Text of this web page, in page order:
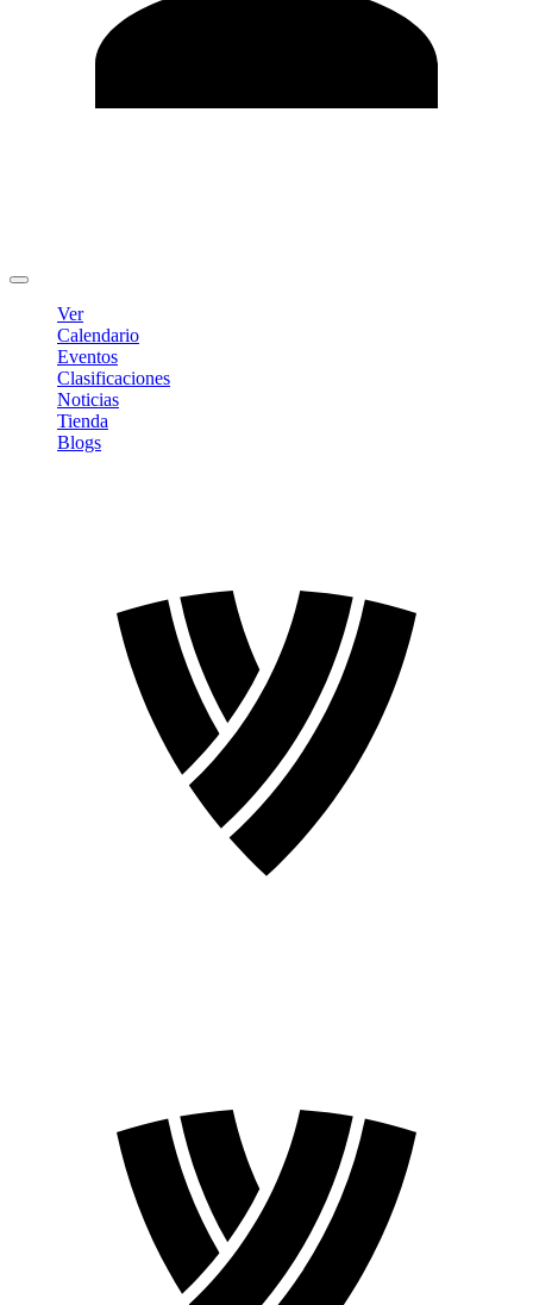
Ver
Calendario
Eventos
Clasificaciones
Noticias
Tienda
Blogs